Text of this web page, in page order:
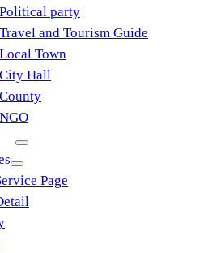
party
and Tourism Guide
Town
Hall
Page